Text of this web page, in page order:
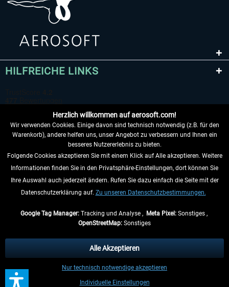
HILFREICHE LINKS
VERTRAG WIDERRUFEN
INFORMATIONEN
anders beschrieben.
** Gilt für Lieferungen innerhalb Deutschlands, Lieferzeiten für andere Länder
entnehmen Sie bitte denVersandinformationen
Herzlich willkommen auf aerosoft.com!
Wir verwenden Cookies. Einige davon sind technisch notwendig (z.B. für den
Warenkorb), andere helfen uns, unser Angebot zu verbessern und Ihnen ein
besseres Nutzererlebnis zu bieten.
Folgende Cookies akzeptieren Sie mit einem Klick auf Alle akzeptieren. Weitere
Informationen finden Sie in den Privatsphäre-Einstellungen, dort können Sie
Ihre Auswahl auch jederzeit ändern. Rufen Sie dazu einfach die Seite mit der
Datenschutzerklärung auf. Zu unseren Datenschutzbestimmungen.
Google Tag Manager:Tracking und Analyse , Meta Pixel:Sonstiges ,
OpenStreetMap: Sonstiges
Individuelle Einstellungen
Nur technisch notwendige akzeptieren
Alle Akzeptieren